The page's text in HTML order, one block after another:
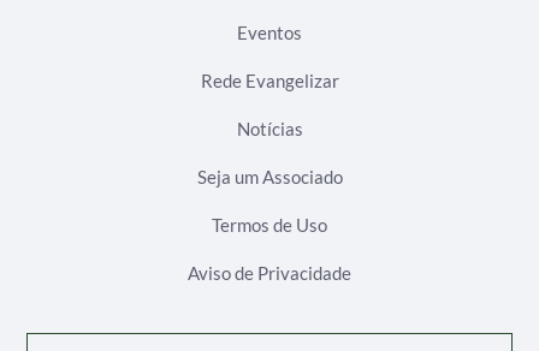
Eventos
Rede Evangelizar
Notícias
Seja um Associado
Termos de Uso
Aviso de Privacidade